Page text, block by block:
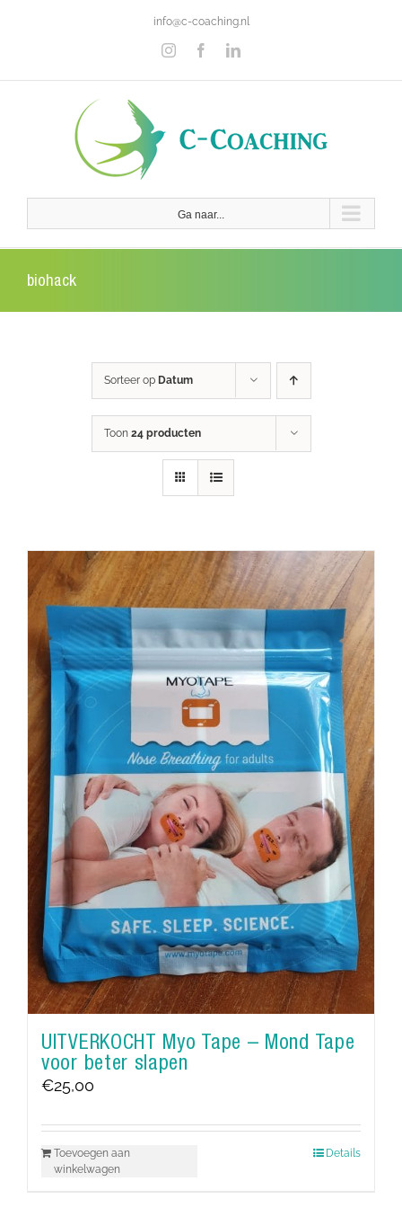
info@c-coaching.nl
InstagramFacebookLinkedIn
Ga naar...
biohack
Sorteer op Datum
Toon 24 producten
UITVERKOCHT Myo Tape – Mond Tape
voor beter slapen
€25,00
Toevoegen aan
winkelwagen
Details